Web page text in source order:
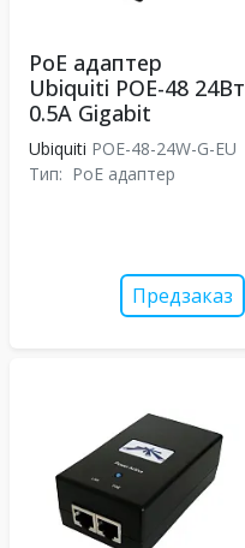
PoE адаптер
Ubiquiti POE-48 24Вт
0.5A Gigabit
Ubiquiti POE-48-24W-G-EU
Тип: PoE адаптер
Предзаказ